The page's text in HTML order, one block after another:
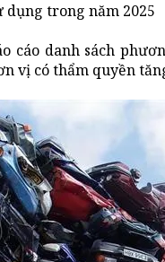
dụng trong năm 2025
cáo danh sách
vị có thẩm quyền